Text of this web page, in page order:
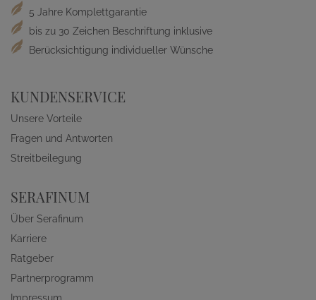
5 Jahre Komplettgarantie
bis zu 30 Zeichen Beschriftung inklusive
Berücksichtigung individueller Wünsche
KUNDENSERVICE
Unsere Vorteile
Fragen und Antworten
Streitbeilegung
SERAFINUM
Über Serafinum
Karriere
Ratgeber
Partnerprogramm